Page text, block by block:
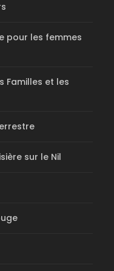
pour les femmes
Familles et les
sur le Nil